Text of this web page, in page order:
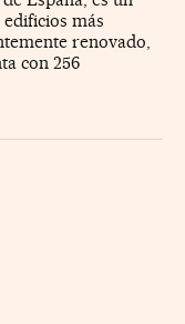
más
renovado,
con 256